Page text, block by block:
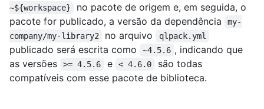
~${workspace}
no pacote de origem e, em seguida, o
pacote for publicado, a versão da dependência
my-
company/my-library2
no arquivo qlpack.yml
publicado será escrita como ~4.5.6 , indicando que
as versões
>= 4.5.6 e < 4.6.0
são todas
compatíveis com esse pacote de biblioteca.